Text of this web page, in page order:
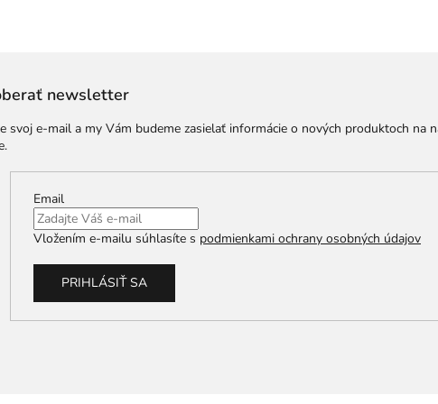
newsletter
svoj e-mail a my Vám budeme zasielať informácie o nových produktoch na
Email
Vložením e-mailu súhlasíte s podmienkami ochrany osobných údajov
PRIHLÁSIŤ SA